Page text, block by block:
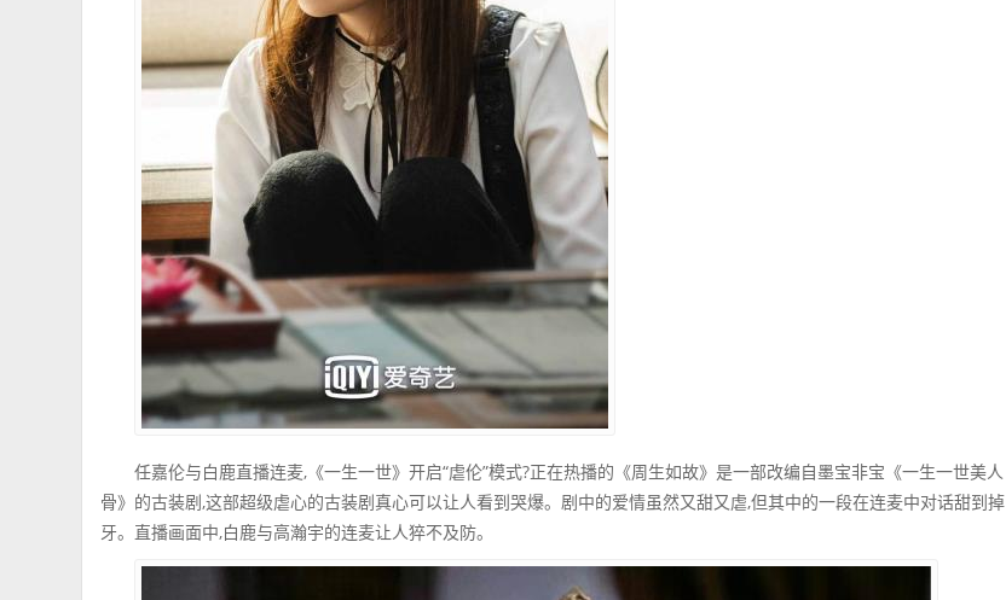
任嘉伦与白鹿直播连麦,《一生一世》开启“虐伦”模式?正在热播的《周生如故》是一部改编自墨宝非宝《一生一世美人
骨》的古装剧,这部超级虐心的古装剧真心可以让人看到哭爆。剧中的爱情虽然又甜又虐,但其中的一段在连麦中对话甜到掉
牙。直播画面中,白鹿与高瀚宇的连麦让人猝不及防。